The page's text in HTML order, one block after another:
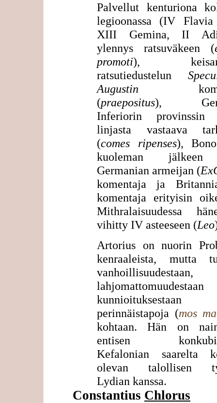
Palvellut kenturiona
legioonassa (IV
XIII Gemina, II
ylennys ratsuväkeen (
promoti),
ratsutiedustelun
Augustin
(praepositus),
Inferiorin
linjasta vastaava
(comes ripenses),
kuoleman
Germanian armeijan (
komentaja ja
komentaja erityisin
Mithralaisuudessa
vihitty IV asteeseen (Leo
Artorius on nuorin
kenraaleista, mutta
vanhoillisuudestaan,
kunnioituksestaan
perinnäistapoja (mos
kohtaan. Hän on
entisen
Kefalonian saarelta
olevan talollisen
Lydian kanssa.
Constantius Chlorus